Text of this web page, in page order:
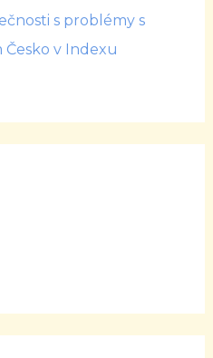
s problémy s
Česko v Indexu